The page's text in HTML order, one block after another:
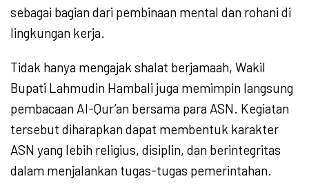
sebagai bagian dari pembinaan mental dan rohani di
lingkungan kerja.
Tidak hanya mengajak shalat berjamaah, Wakil
Bupati Lahmudin Hambali juga memimpin langsung
pembacaan Al-Qur’an bersama para ASN. Kegiatan
tersebut diharapkan dapat membentuk karakter
ASN yang lebih religius, disiplin, dan berintegritas
dalam menjalankan tugas-tugas pemerintahan.